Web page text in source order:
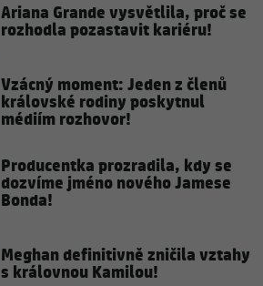
Ariana Grande vysvětlila, proč se
rozhodla pozastavit kariéru!
Vzácný moment: Jeden z členů
královské rodiny poskytnul
médiím rozhovor!
Producentka prozradila, kdy se
dozvíme jméno nového Jamese
Bonda!
Meghan definitivně zničila vztahy
s královnou Kamilou!